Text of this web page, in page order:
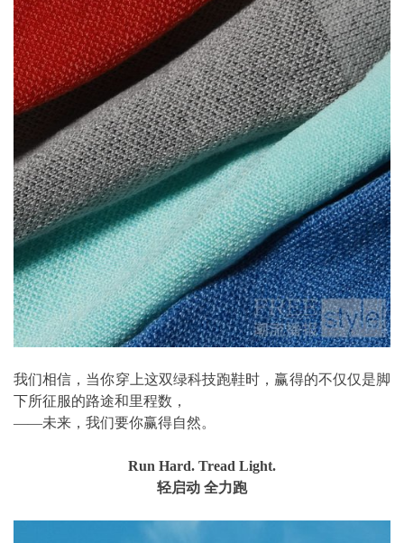
我们相信，当你穿上这双绿科技跑鞋时，赢得的不仅仅是脚
下所征服的路途和里程数，
——未来，我们要你赢得自然。
Run Hard. Tread Light.
轻启动 全力跑